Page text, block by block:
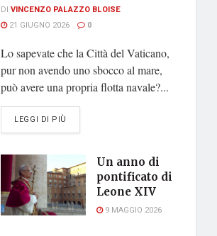
DI VINCENZO PALAZZO BLOISE
21 GIUGNO 2026
0
Lo sapevate che la Città del Vaticano,
pur non avendo uno sbocco al mare,
può avere una propria flotta navale?...
LEGGI DI PIÙ
Un anno di
pontificato di
Leone XIV
9 MAGGIO 2026